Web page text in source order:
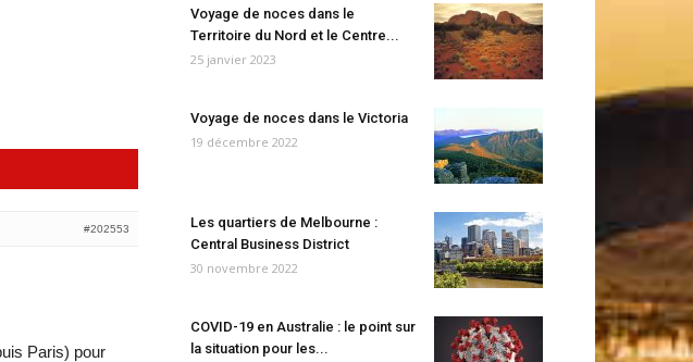
#202553
Paris) pour
Voyage de noces dans le
Territoire du Nord et le Centre...
25 janvier 2023
Voyage de noces dans le Victoria
19 décembre 2022
Les quartiers de Melbourne :
Central Business District
30 novembre 2022
COVID-19 en Australie : le point sur
la situation pour les...